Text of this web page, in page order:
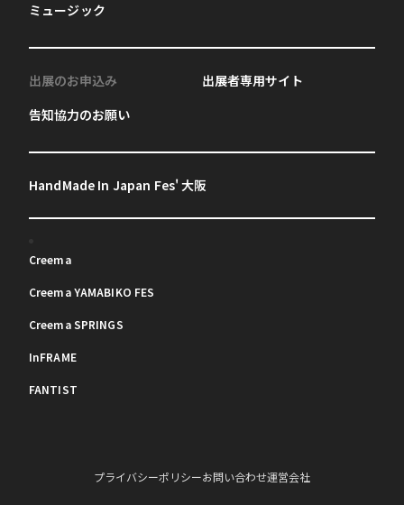
ミュージック
出展のお申込み
告知協力のお願い
出展者専用サイト
HandMade In Japan Fes' 大阪
Creema
Creema YAMABIKO FES
Creema SPRINGS
InFRAME
FANTIST
プライバシーポリシーお問い合わせ運営会社